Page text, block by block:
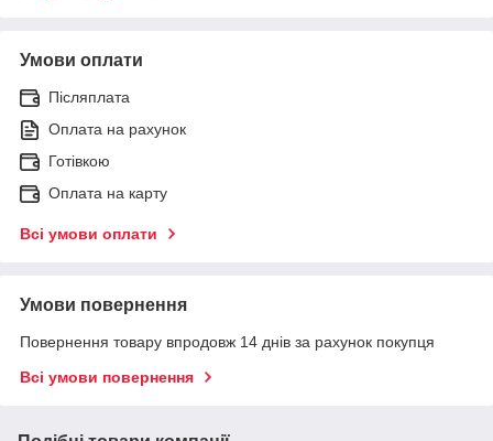
Умови оплати
Післяплата
Оплата на рахунок
Готівкою
Оплата на карту
Всі умови оплати
Умови повернення
Повернення товару впродовж 14 днів за рахунок покупця
Всі умови повернення